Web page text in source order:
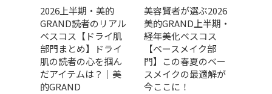
2026上半期・美的
GRAND読者のリアル
ベスコス【ドライ肌
部門まとめ】ドライ
肌の読者の心を掴ん
だアイテムは？｜美
的GRAND
美容賢者が選ぶ2026
美的GRAND上半期・
経年美化ベスコス
【ベースメイク部
門】この春夏のベー
スメイクの最適解が
今ここに！